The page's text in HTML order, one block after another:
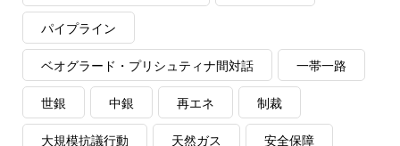
パイプライン
ベオグラード・プリシュティナ間対話 一帯一路
世銀 中銀 再エネ 制裁
大規模抗議行動 天然ガス 安全保障